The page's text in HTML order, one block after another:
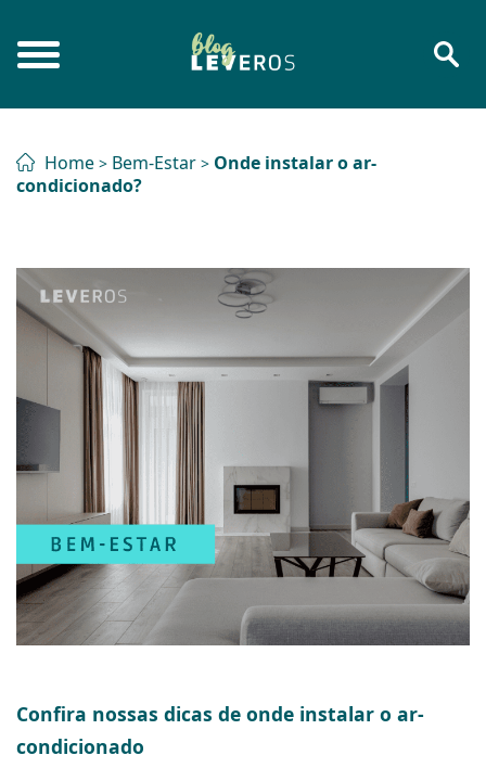
Home > Bem-Estar > Onde instalar o ar-
condicionado?
Confira nossas dicas de onde instalar o ar-
condicionado